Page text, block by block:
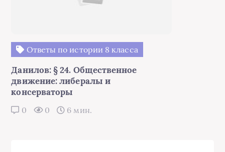
Ответы по истории 8 класса
Данилов: § 24. Общественное
движение: либералы и
консерваторы
0 0 6 мин.